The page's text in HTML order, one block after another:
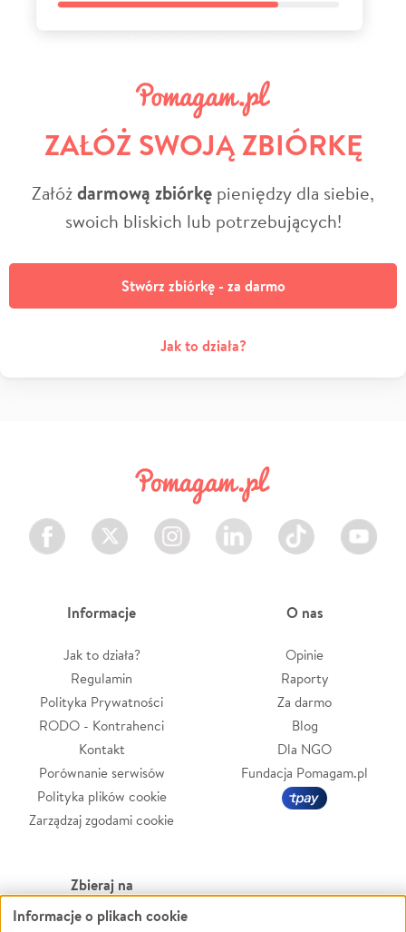
ZAŁÓŻ SWOJĄ ZBIÓRKĘ
Załóżdarmową zbiórkę pieniędzy dla siebie,
swoich bliskich lub potrzebujących!
Stwórz zbiórkę - za darmo
Jak to działa?
Facebook Twitter Instagram LinkedIn TikTok Youtube
Informacje
Jak to działa?
Regulamin
Polityka Prywatności
RODO - Kontrahenci
Kontakt
Porównanie serwisów
Polityka plików cookie
Zarządzaj zgodami cookie
O nas
Opinie
Raporty
Za darmo
Blog
Dla NGO
Fundacja Pomagam.pl
Zbieraj na
Leczenie
Informacje o plikach cookie